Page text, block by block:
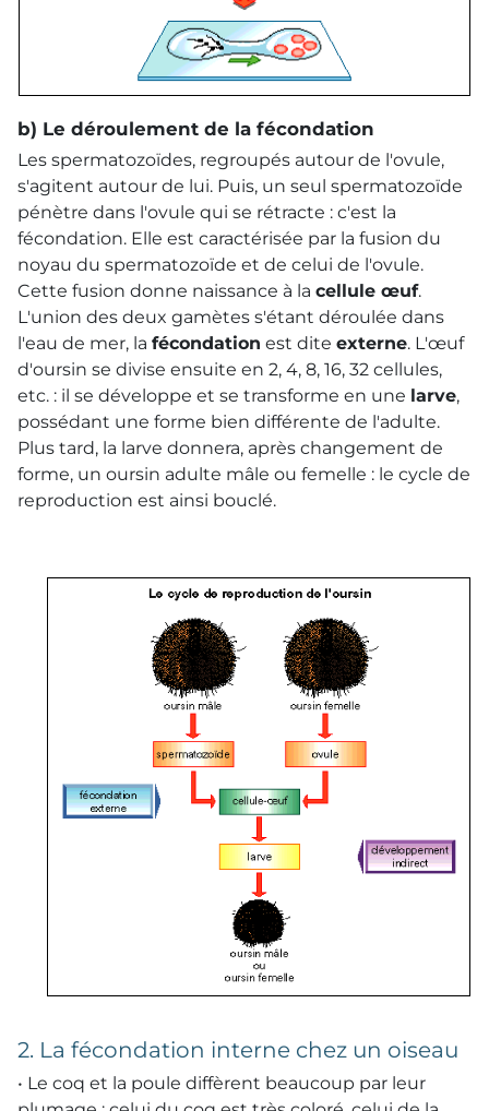
b) Le déroulement de la fécondation
Les spermatozoïdes, regroupés autour de l'ovule,
s'agitent autour de lui. Puis, un seul spermatozoïde
pénètre dans l'ovule qui se rétracte : c'est la
fécondation. Elle est caractérisée par la fusion du
noyau du spermatozoïde et de celui de l'ovule.
Cette fusion donne naissance à la cellule œuf.
L'union des deux gamètes s'étant déroulée dans
l'eau de mer, la fécondation est dite externe. L'œuf
d'oursin se divise ensuite en 2, 4, 8, 16, 32 cellules,
etc. : il se développe et se transforme en une larve,
possédant une forme bien différente de l'adulte.
Plus tard, la larve donnera, après changement de
forme, un oursin adulte mâle ou femelle : le cycle de
reproduction est ainsi bouclé.
2. La fécondation interne chez un oiseau
• Le coq et la poule diffèrent beaucoup par leur